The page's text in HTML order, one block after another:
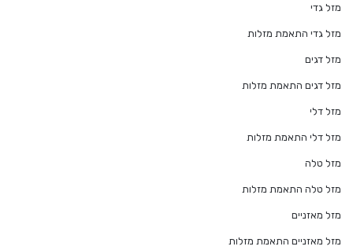
מזל גדי
מזל גדי התאמת מזלות
מזל דגים
מזל דגים התאמת מזלות
מזל דלי
מזל דלי התאמת מזלות
מזל טלה
מזל טלה התאמת מזלות
מזל מאזניים
מזל מאזניים התאמת מזלות